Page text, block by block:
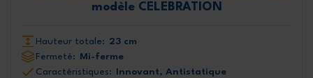
modèle CELEBRATION
Hauteur totale: 23 cm
Fermeté:
Mi-ferme
Caractéristiques:
Innovant, Antistatique